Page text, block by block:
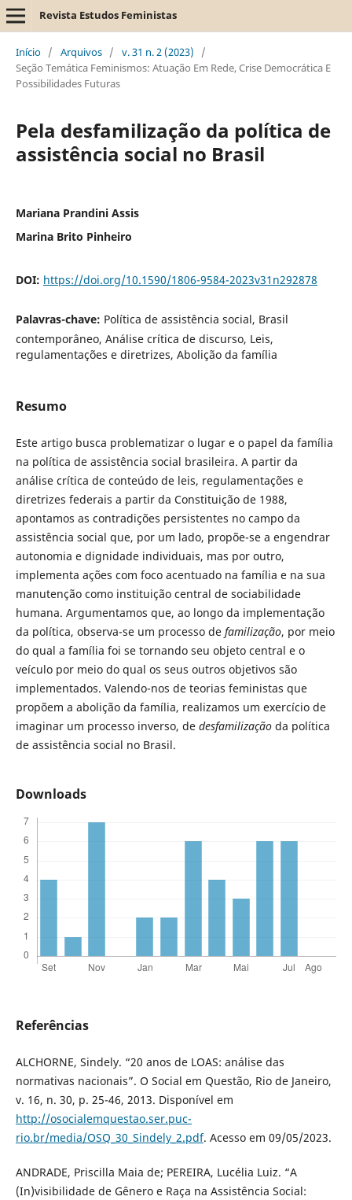
Revista Estudos Feministas
Início / Arquivos / v. 31 n. 2 (2023)
/
Seção Temática Feminismos: Atuação Em Rede, Crise Democrática E
Possibilidades Futuras
Pela desfamilização da política de
assistência social no Brasil
Mariana Prandini Assis
Marina Brito Pinheiro
DOI: https://doi.org/10.1590/1806-9584-2023v31n292878
Palavras-chave: Política de assistência social, Brasil
contemporâneo, Análise crítica de discurso, Leis,
regulamentações e diretrizes, Abolição da família
Resumo
Este artigo busca problematizar o lugar e o papel da família
na política de assistência social brasileira. A partir da
análise crítica de conteúdo de leis, regulamentações e
diretrizes federais a partir da Constituição de 1988,
apontamos as contradições persistentes no campo da
assistência social que, por um lado, propõe-se a engendrar
autonomia e dignidade individuais, mas por outro,
implementa ações com foco acentuado na família e na sua
manutenção como instituição central de sociabilidade
humana. Argumentamos que, ao longo da implementação
da política, observa-se um processo de familização, por meio
do qual a família foi se tornando seu objeto central e o
veículo por meio do qual os seus outros objetivos são
implementados. Valendo-nos de teorias feministas que
propõem a abolição da família, realizamos um exercício de
imaginar um processo inverso, de desfamilizaçãoda política
de assistência social no Brasil.
Downloads
Referências
ALCHORNE, Sindely. “20 anos de LOAS: análise das
normativas nacionais”. O Social em Questão, Rio de Janeiro,
v. 16, n. 30, p. 25-46, 2013. Disponível em
http://osocialemquestao.ser.puc-
rio.br/media/OSQ_30_Sindely_2.pdf. Acesso em 09/05/2023.
ANDRADE, Priscilla Maia de; PEREIRA, Lucélia Luiz. “A
(In)visibilidade de Gênero e Raça na Assistência Social: